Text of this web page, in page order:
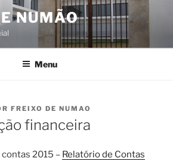
NUMÃO
Menu
FREIXO DE NUMAO
financeira
2015 – Relatório de Contas